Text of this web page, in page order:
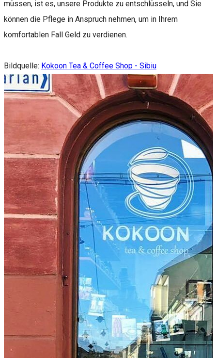
müssen, ist es, unsere Produkte zu entschlüsseln, und Sie
können die Pflege in Anspruch nehmen, um in Ihrem
komfortablen Fall Geld zu verdienen.
Bildquelle: Kokoon Tea & Coffee Shop - Sibiu